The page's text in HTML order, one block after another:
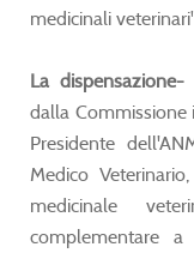
medicinali
La dispensazione-
dalla Commissione
Presidente
Medico
medicinale
complementare a